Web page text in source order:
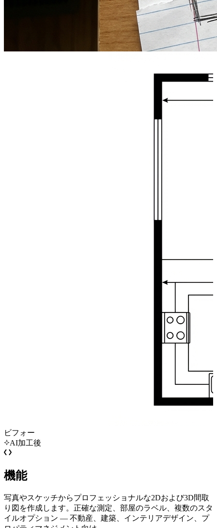
ビフォー
AI加工後
機能
写真やスケッチからプロフェッショナルな2Dおよび3D間取
り図を作成します。正確な測定、部屋のラベル、複数のスタ
イルオプション — 不動産、建築、インテリアデザイン、プ